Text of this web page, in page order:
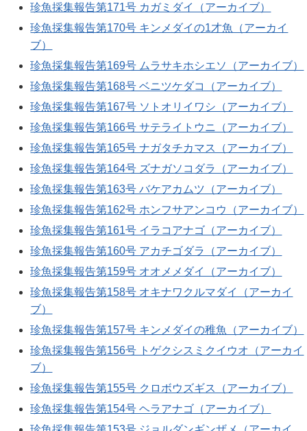
珍魚採集報告第171号 カガミダイ（アーカイブ）
珍魚採集報告第170号 キンメダイの1才魚（アーカイ
ブ）
珍魚採集報告第169号 ムラサキホシエソ（アーカイブ）
珍魚採集報告第168号 ベニツケダコ（アーカイブ）
珍魚採集報告第167号 ソトオリイワシ（アーカイブ）
珍魚採集報告第166号 サテライトウニ（アーカイブ）
珍魚採集報告第165号 ナガタチカマス（アーカイブ）
珍魚採集報告第164号 ズナガソコダラ（アーカイブ）
珍魚採集報告第163号 バケアカムツ（アーカイブ）
珍魚採集報告第162号 ホンフサアンコウ（アーカイブ）
珍魚採集報告第161号 イラコアナゴ（アーカイブ）
珍魚採集報告第160号 アカチゴダラ（アーカイブ）
珍魚採集報告第159号 オオメメダイ（アーカイブ）
珍魚採集報告第158号 オキナワクルマダイ（アーカイ
ブ）
珍魚採集報告第157号 キンメダイの稚魚（アーカイブ）
珍魚採集報告第156号 トゲクシスミクイウオ（アーカイ
ブ）
珍魚採集報告第155号 クロボウズギス（アーカイブ）
珍魚採集報告第154号 ヘラアナゴ（アーカイブ）